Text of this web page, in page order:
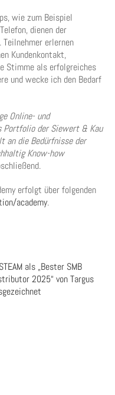
wie zum Beispiel
dienen der
Teilnehmer erlernen
Kundenkontakt,
Stimme als erfolgreiches
und wecke ich den Bedarf
Online- und
Portfolio der Siewert & Kau
an die Bedürfnisse der
Know-how
erfolgt über folgenden
academy.
als „Bester SMB
2025“ von Targus